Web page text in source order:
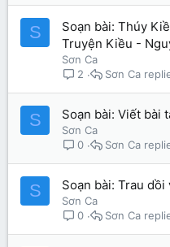
S
Soạn bài: Thúy
Truyện Kiều -
Sơn Ca
2
Sơn Ca
S Soạn bài: Viết bài
Sơn Ca
0
Sơn Ca
S Soạn bài: Trau dồi
Sơn Ca
0
Sơn Ca